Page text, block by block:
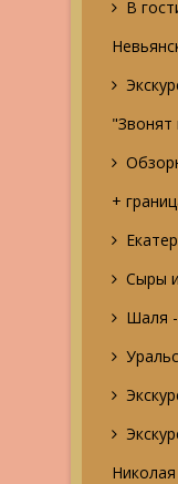
В
"Звонят
+
Сыры
Шаля